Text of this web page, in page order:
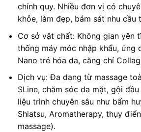
chính quy. Nhiều đơn vị có
khỏe, làm đẹp, bám sát nhu cầu
Cơ sở vật chất: Không gian yên
thống máy móc nhập khẩu, ứng
Nano trẻ hóa da, căng chỉ
Dịch vụ: Đa dạng từ massage
SLine, chăm sóc da mặt, gội
liệu trình chuyên sâu như bấm
Shiatsu, Aromatherapy, thụy
massage).